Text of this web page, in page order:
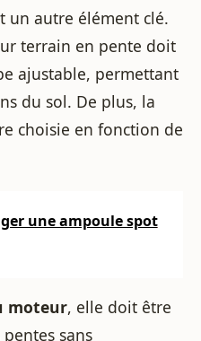
un autre élément clé.
terrain en pente doit
ajustable, permettant
du sol. De plus, la
choisie en fonction de
une ampoule spot
moteur, elle doit être
sans